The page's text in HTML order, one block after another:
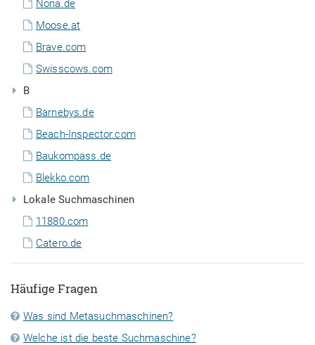
Nona.de
Moose.at
Brave.com
Swisscows.com
B
Barnebys.de
Beach-Inspector.com
Baukompass.de
Blekko.com
Lokale Suchmaschinen
11880.com
Catero.de
Häufige Fragen
Was sind Metasuchmaschinen?
Welche ist die beste Suchmaschine?